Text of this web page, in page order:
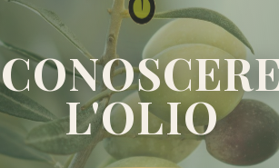
CONOSCERE
L'OLIO